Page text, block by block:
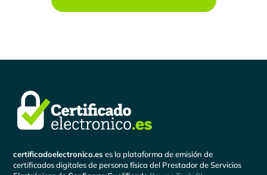
certificadoelectronico.es es la plataforma de emisión de
certificados digitales de persona física del Prestador de Servicios